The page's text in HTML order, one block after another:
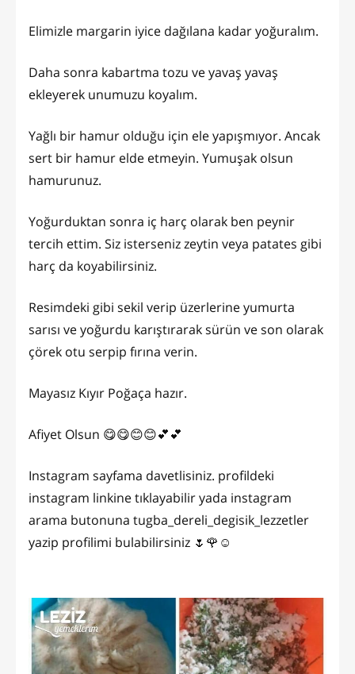
Elimizle margarin iyice dağılana kadar yoğuralım.
Daha sonra kabartma tozu ve yavaş yavaş
ekleyerek unumuzu koyalım.
Yağlı bir hamur olduğu için ele yapışmıyor. Ancak
sert bir hamur elde etmeyin. Yumuşak olsun
hamurunuz.
Yoğurduktan sonra iç harç olarak ben peynir
tercih ettim. Siz isterseniz zeytin veya patates gibi
harç da koyabilirsiniz.
Resimdeki gibi sekil verip üzerlerine yumurta
sarısı ve yoğurdu karıştırarak sürün ve son olarak
çörek otu serpip fırına verin.
Mayasız Kıyır Poğaça hazır.
Afiyet Olsun 😋😋😊😊💕💕
Instagram sayfama davetlisiniz. profildeki
instagram linkine tıklayabilir yada instagram
arama butonuna tugba_dereli_degisik_lezzetler
yazip profilimi bulabilirsiniz 🌷🌹☺